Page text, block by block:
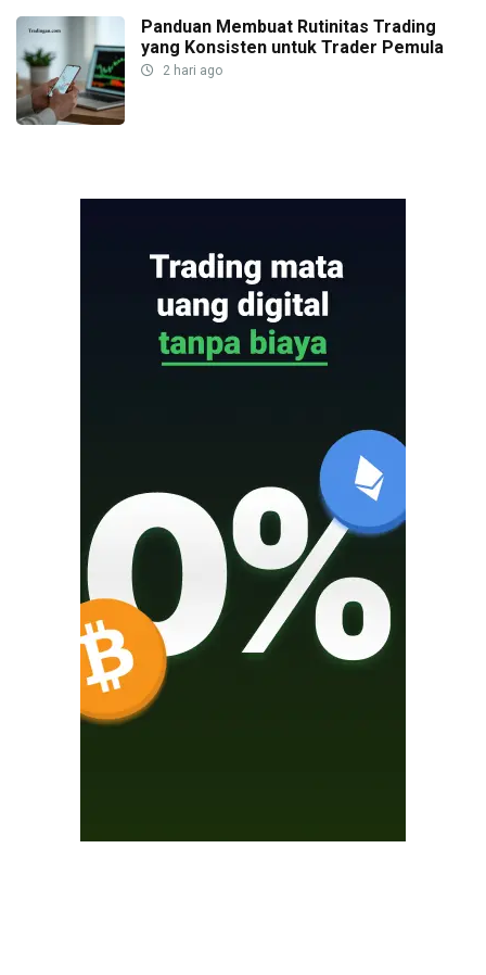
Panduan Membuat Rutinitas Trading
yang Konsisten untuk Trader Pemula
2 hari ago